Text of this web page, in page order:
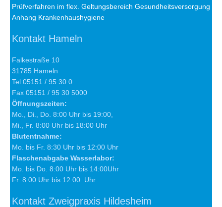
Prüfverfahren im flex. Geltungsbereich Gesundheitsversorgung
Anhang Krankenhaushygiene
Kontakt Hameln
Falkestraße 10
31785 Hameln
Tel 05151 / 95 30 0
Fax 05151 / 95 30 5000
Öffnungszeiten:
Mo., Di., Do. 8:00 Uhr bis 19:00,
Mi., Fr. 8:00 Uhr bis 18:00 Uhr
Blutentnahme:
Mo. bis Fr. 8:30 Uhr bis 12:00 Uhr
Flaschenabgabe Wasserlabor:
Mo. bis Do. 8:00 Uhr bis 14:00Uhr
Fr. 8:00 Uhr bis 12:00 Uhr
Kontakt Zweigpraxis Hildesheim